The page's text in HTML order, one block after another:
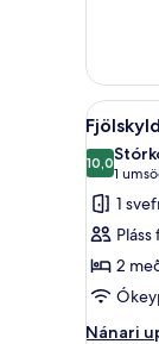
tvíbreiðu
rúmi
Skoða
allar
myndir
fyrir
-
2
1
10,010,0 af
1
(1
1
2
Nánari
Nánari